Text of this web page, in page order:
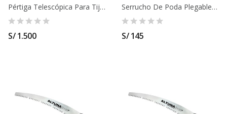
Pértiga Telescópica Para Tijera Eléctrica AB37...
S/ 1.500
Serrucho De Poda Plegable ALTUNA - 29623
S/ 145